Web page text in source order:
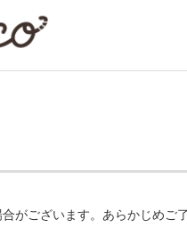
がございます。あらかじめご